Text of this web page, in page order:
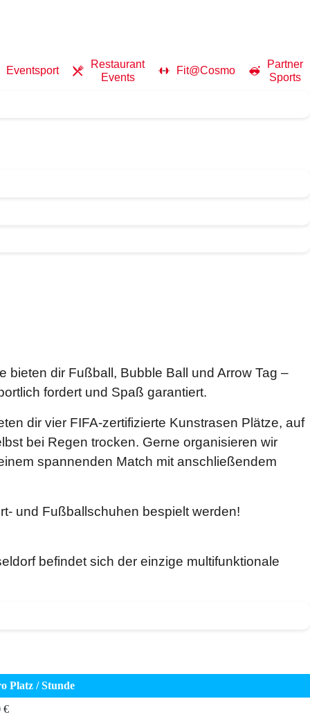
Eventsport
Restaurant
Events
Fit@Cosmo
Partner
Sports
dir Fußball, Bubble Ball und Arrow Tag –
fordert und Spaß garantiert.
dir vier FIFA-zertifizierte Kunstrasen Plätze, auf
bei Regen trocken. Gerne organisieren wir
spannenden Match mit anschließendem
und Fußballschuhen bespielt werden!
befindet sich der einzige multifunktionale
Platz / Stunde
€